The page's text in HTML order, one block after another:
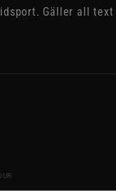
Gäller all text